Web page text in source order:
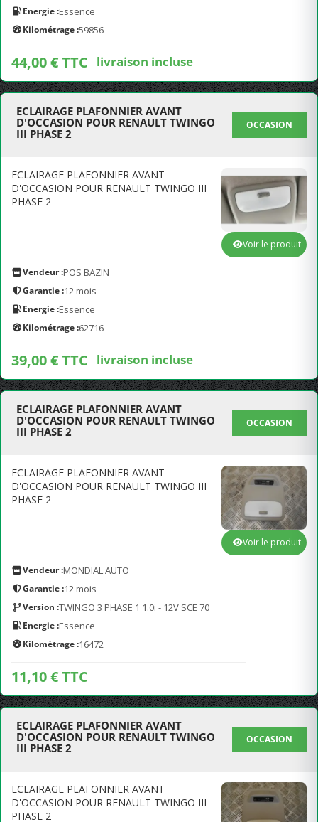
Energie :Essence
Kilométrage :59856
44,00 € TTC livraison incluse
ECLAIRAGE PLAFONNIER AVANT
D'OCCASION POUR RENAULT TWINGO
III PHASE 2
OCCASION
ECLAIRAGE PLAFONNIER AVANT
D'OCCASION POUR RENAULT TWINGO III
PHASE 2
Vendeur :POS BAZIN
Garantie :12 mois
Energie :Essence
Kilométrage :62716
39,00 € TTC livraison incluse
Voir le produit
ECLAIRAGE PLAFONNIER AVANT
D'OCCASION POUR RENAULT TWINGO
III PHASE 2
OCCASION
ECLAIRAGE PLAFONNIER AVANT
D'OCCASION POUR RENAULT TWINGO III
PHASE 2
Vendeur :MONDIAL AUTO
Garantie :12 mois
Version :TWINGO 3 PHASE 1 1.0i - 12V SCE 70
Energie :Essence
Kilométrage :16472
11,10 € TTC
Voir le produit
ECLAIRAGE PLAFONNIER AVANT
D'OCCASION POUR RENAULT TWINGO
III PHASE 2
OCCASION
ECLAIRAGE PLAFONNIER AVANT
D'OCCASION POUR RENAULT TWINGO III
PHASE 2